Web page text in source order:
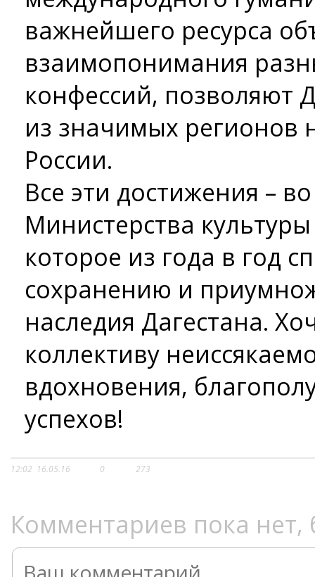
важнейшего ресурса
взаимопонимания
конфессий, позволяют
из значимых регионов
России.
Все эти достижения –
Министерства
которое из года в год
сохранению и
наследия Дагестана.
коллективу
вдохновения,
успехов!
12:02 16.05.16 0 273
Комментариев пока нет,